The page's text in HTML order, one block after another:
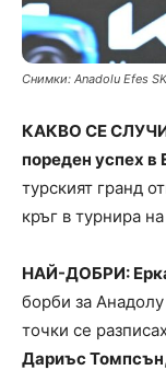
Снимки: Anadolu Efes SK
КАКВО СЕ
пореден успех в
турският гранд
кръг в турнира
НАЙ-ДОБРИ:
борби за
точки се
Дариъс Томпсън